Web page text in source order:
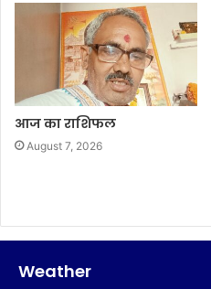
आज का राशिफल
August 7, 2026
Weather